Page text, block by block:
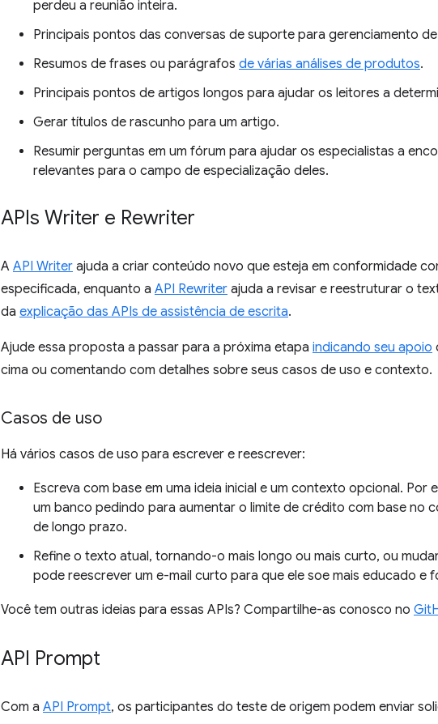
perdeu a reunião inteira.
Principais pontos das conversas de suporte para gerenciamento
Resumos de frases ou parágrafos de várias análises de produtos.
Principais pontos de artigos longos para ajudar os leitores a
Gerar títulos de rascunho para um artigo.
Resumir perguntas em um fórum para ajudar os especialistas a
relevantes para o campo de especialização deles.
APIs Writer e Rewriter
A API Writer ajuda a criar conteúdo novo que esteja em conformidade
especificada, enquanto a API Rewriter ajuda a revisar e reestruturar o
da explicação das APIs de assistência de escrita.
Ajude essa proposta a passar para a próxima etapa indicando seu apoio
cima ou comentando com detalhes sobre seus casos de uso e contexto.
Casos de uso
Há vários casos de uso para escrever e reescrever:
Escreva com base em uma ideia inicial e um contexto opcional. Por
um banco pedindo para aumentar o limite de crédito com base no
de longo prazo.
Refine o texto atual, tornando-o mais longo ou mais curto, ou
pode reescrever um e-mail curto para que ele soe mais educado e
Você tem outras ideias para essas APIs? Compartilhe-as conosco no
API Prompt
Com a API Prompt, os participantes do teste de origem podem enviar